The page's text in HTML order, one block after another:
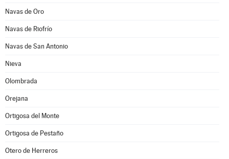
Navas de Oro
Navas de Riofrío
Navas de San Antonio
Nieva
Olombrada
Orejana
Ortigosa del Monte
Ortigosa de Pestaño
Otero de Herreros